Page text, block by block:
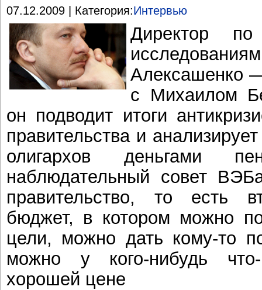
07.12.2009 | Категория:Интервью
Директор по
Алексашенко
с Михаилом
он подводит итоги
правительства и
олигархов деньгами
наблюдательный совет
правительство, то есть
бюджет, в котором можно
цели, можно дать кому-то
можно у кого-нибудь
хорошей цене